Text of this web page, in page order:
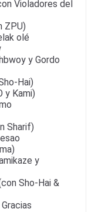
Violadores del
ZPU)
olé
y Gordo
Hai)
y Kami)
Sharif)
y
Sho-Hai &